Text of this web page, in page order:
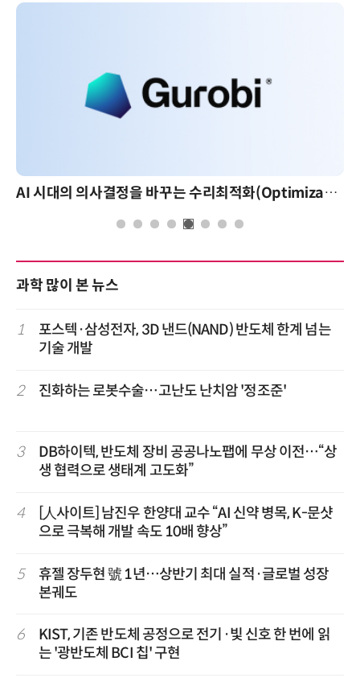
AI 시대의 의사결정을 바꾸는 수리최적화(Optimization): 실제 산업 적용 사례와 활용 전략
과학 많이 본 뉴스
1
포스텍·삼성전자, 3D 낸드(NAND) 반도체 한계 넘는
기술 개발
2 진화하는 로봇수술…고난도 난치암 '정조준'
3
DB하이텍, 반도체 장비 공공나노팹에 무상 이전…“상
생 협력으로 생태계 고도화”
4
[人사이트] 남진우 한양대 교수 “AI 신약 병목, K-문샷
으로 극복해 개발 속도 10배 향상”
5
휴젤 장두현 號 1년…상반기 최대 실적·글로벌 성장
본궤도
6
KIST, 기존 반도체 공정으로 전기·빛 신호 한 번에 읽
는 '광반도체 BCI 칩' 구현